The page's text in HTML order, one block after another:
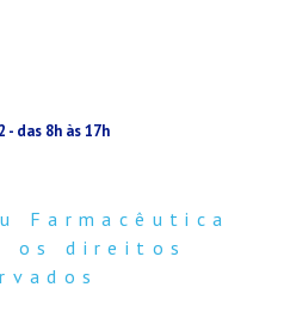
- das 8h às 17h
Farmacêutica
os direitos